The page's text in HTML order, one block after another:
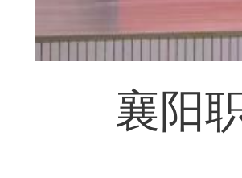
襄阳